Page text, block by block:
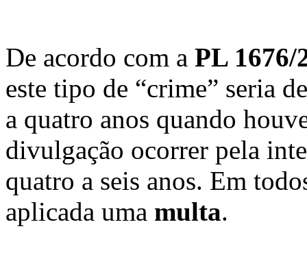
De acordo com a PL 1676/
este tipo de “crime” seria
a quatro anos quando
divulgação ocorrer pela
quatro a seis anos. Em
aplicada uma multa.